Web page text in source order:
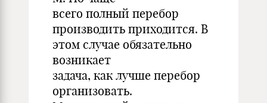
всего полный перебор
производить приходится. В
этом случае обязательно
возникает
задача, как лучше перебор
организовать.